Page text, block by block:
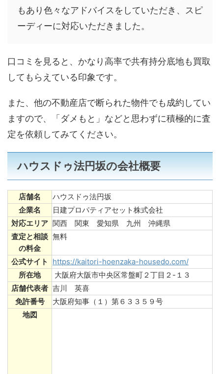
もあり色々なアドバイスをしていただき、スピ
ーディーに対応いただきました。
口コミを見ると、かなり高率で共有持分底地も買取
してもらえている印象です。
また、他の不動産店で断られた物件でも成約してい
ますので、「ダメもと」などと思わずに積極的に査
定を依頼してみてください。
ハウスドゥ法円坂の会社概要
店舗名
ハウスドゥ法円坂
企業名
日建プロパティアセット株式会社
対応エリア 関西 関東 愛知県 九州 沖縄県
査定と相談
の料金
無料
公式サイト
https://kaitori-hoenzaka-housedo.com/
所在地
大阪府大阪市中央区常盤町２丁目２-１３
店舗代表者 吉川 英喜
免許番号
大阪府知事（１）第６３３５９号
地図